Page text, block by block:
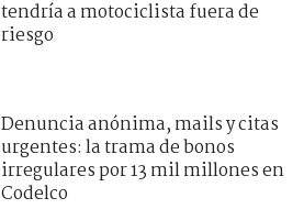
tendría a motociclista fuera de
riesgo
Denuncia anónima, mails y citas
urgentes: la trama de bonos
irregulares por 13 mil millones en
Codelco